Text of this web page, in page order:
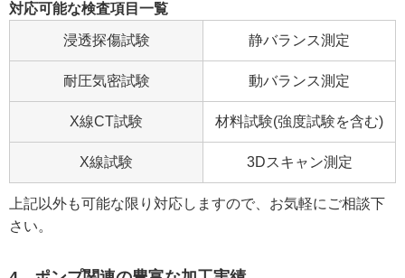
対応可能な検査項目一覧
浸透探傷試験 静バランス測定
耐圧気密試験 動バランス測定
X線CT試験 材料試験(強度試験を含む)
X線試験 3Dスキャン測定
上記以外も可能な限り対応しますので、お気軽にご相談下
さい。